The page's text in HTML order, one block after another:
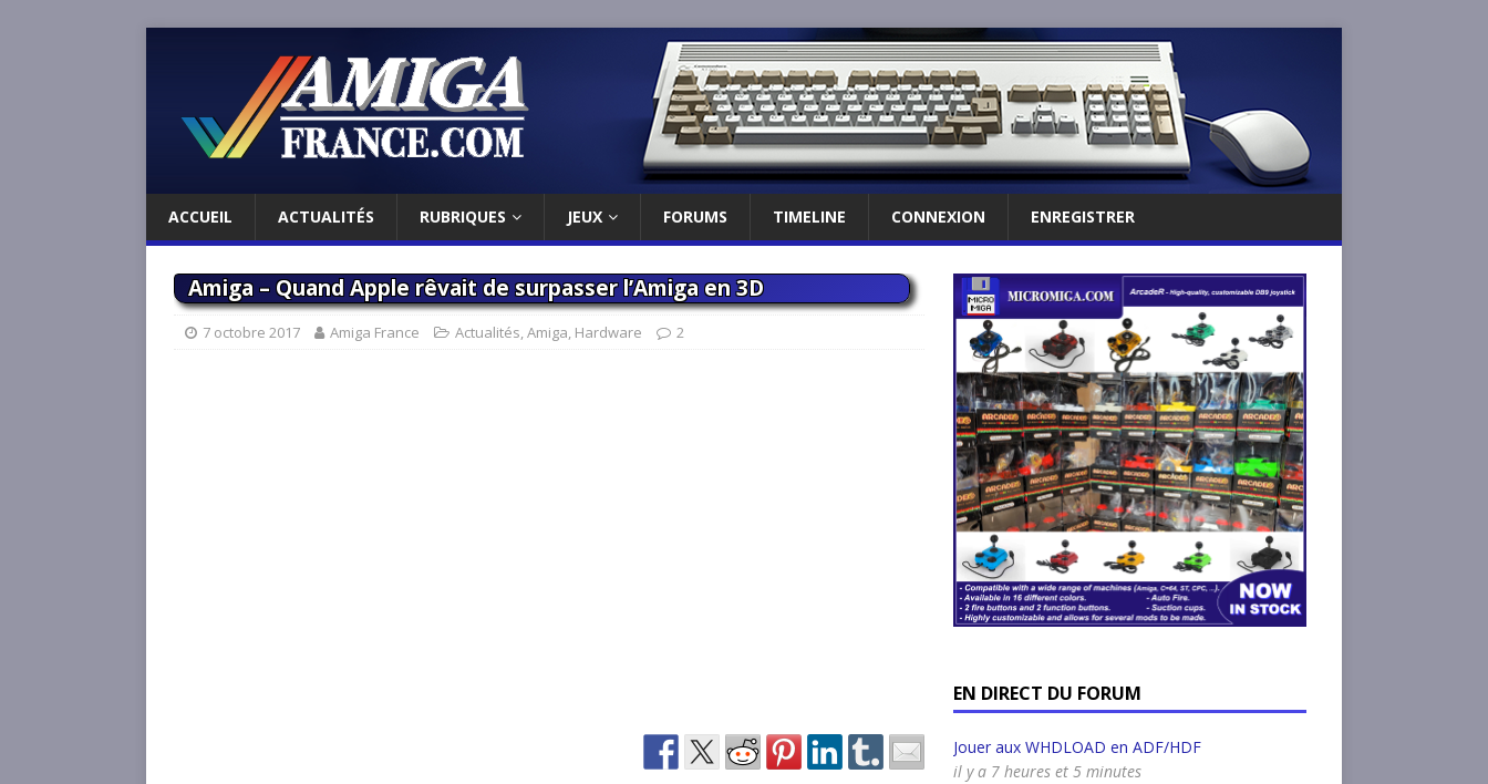
ACCUEIL ACTUALITÉS RUBRIQUES JEUX FORUMS TIMELINE CONNEXION ENREGISTRER
Amiga – Quand Apple rêvait de surpasser l’Amiga en 3D
7 octobre 2017 Amiga France Actualités,Amiga, Hardware 2
EN DIRECT DU FORUM
Jouer aux WHDLOAD en ADF/HDF
il y a 7 heures et 5 minutes